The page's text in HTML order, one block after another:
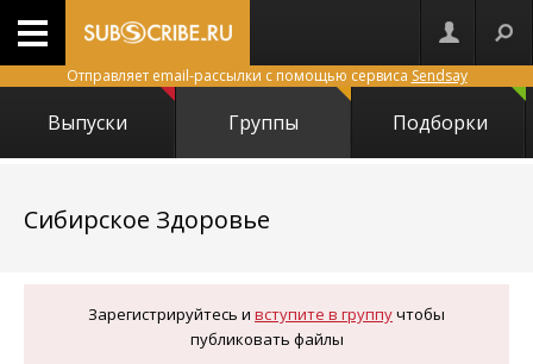
Отправляет email-рассылки с помощью сервиса Sendsay
Выпуски Группы Подборки
Сибирское Здоровье
Зарегистрируйтесь и вступите в группучтобы
публиковать файлы